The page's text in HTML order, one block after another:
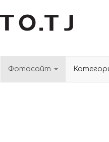
Фотосайт